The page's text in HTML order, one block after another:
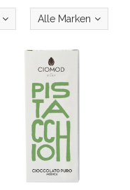
Alle Marken